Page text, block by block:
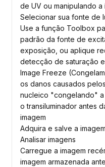
de UV ou manipulando
Selecionar sua fonte de
Use a função Toolbox
padrão da fonte de
exposição, ou aplique
detecção de saturação
Image Freeze
os danos causados
nucleico "congelando"
o transiluminador antes
imagem
Adquira e salve a imagem
Analisar imagens
Carregue a imagem
imagem armazenada